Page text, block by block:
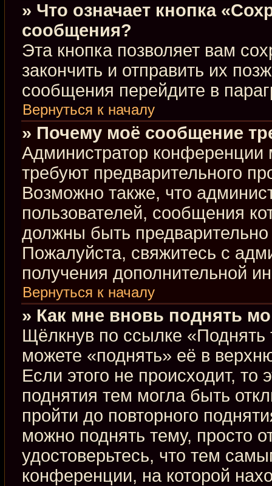
» Что означает кнопка
сообщения?
Эта кнопка позволяет вам
закончить и отправить их
сообщения перейдите в
Вернуться к началу
» Почему моё сообщение
Администратор
требуют предварительного
Возможно также, что
пользователей, сообщения
должны быть
Пожалуйста, свяжитесь с
получения дополнительной
Вернуться к началу
» Как мне вновь поднять
Щёлкнув по ссылке
можете «поднять» её в
Если этого не происходит, то
поднятия тем могла быть
пройти до повторного
можно поднять тему, просто
удостоверьтесь, что тем
конференции, на которой